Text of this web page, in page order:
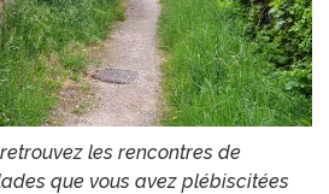
les rencontres de
que vous avez plébiscitées